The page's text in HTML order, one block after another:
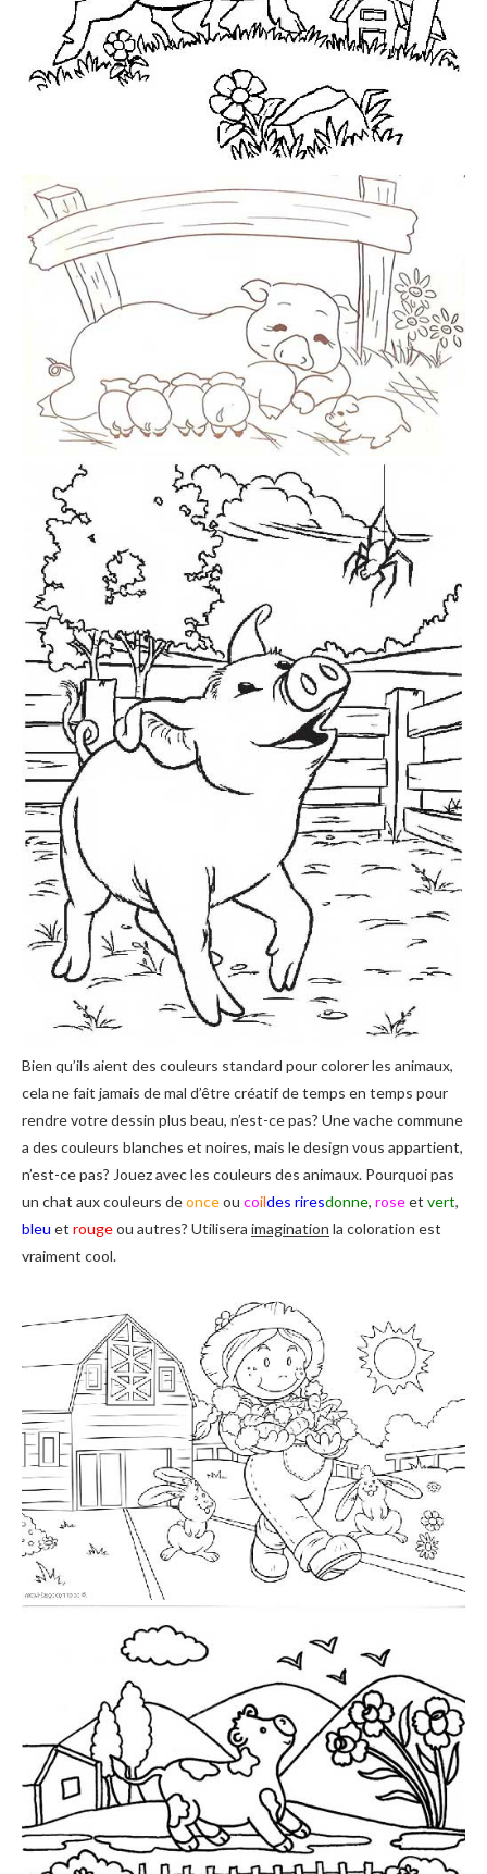
Bien qu’ils aient des couleurs standard pour colorer les animaux,
cela ne fait jamais de mal d’être créatif de temps en temps pour
rendre votre dessin plus beau, n’est-ce pas? Une vache commune
a des couleurs blanches et noires, mais le design vous appartient,
n’est-ce pas? Jouez avec les couleurs des animaux. Pourquoi pas
un chat aux couleurs deonceou coildes riresdonne, roseet vert,
bleu et rougeou autres? Utilisera imagination la coloration est
vraiment cool.